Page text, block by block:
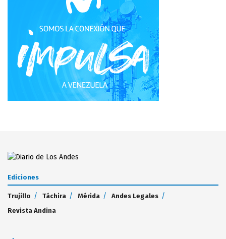
Ediciones
Trujillo Táchira Mérida
Andes Legales
Revista Andina